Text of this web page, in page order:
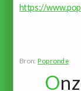
https://
Bron: Popronde
O